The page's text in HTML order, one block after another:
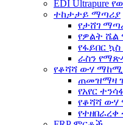
EDI Ultrapure
ተከታታይ ማጣሪያ
የታሸገ
የዎልት ሼል
የፋይበር
ራስን
የቆሻሻ ውሃ
ጠመዝማዛ
የአየር
የቆሻሻ